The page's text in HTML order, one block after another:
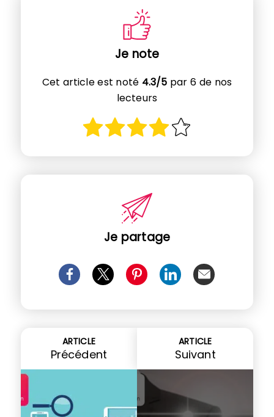
Je note
Cet article est noté 4.3/5 par 6 de nos
lecteurs
Je partage
ARTICLE
Précédent
ARTICLE
Suivant